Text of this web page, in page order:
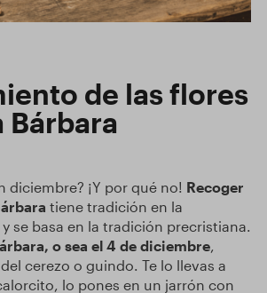
de las flores
Bárbara
diciembre? ¡Y por qué no! Recoger
tiene tradición en la
se basa en la tradición precristiana.
o sea el 4 de diciembre,
cerezo o guindo. Te lo llevas a
lo pones en un jarrón con